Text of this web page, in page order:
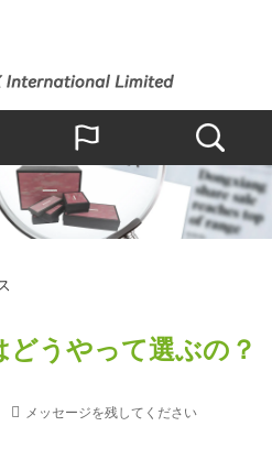
どうやって選ぶの？
メッセージを残してください